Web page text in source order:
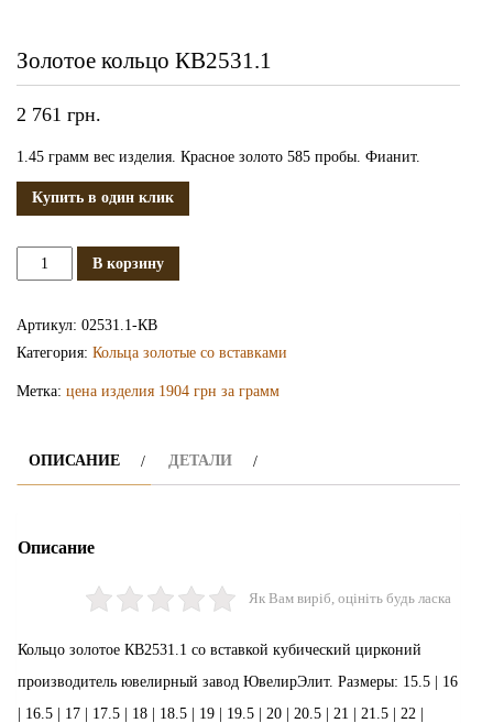
Золотое кольцо КВ2531.1
2 761 грн.
1.45 грамм вес изделия. Красное золото 585 пробы. Фианит.
Купить в один клик
КоличествоВ корзину
Артикул: 02531.1-КВ
Категория: Кольца золотые со вставками
Метка: цена изделия 1904 грн за грамм
ОПИСАНИЕ ДЕТАЛИ
Описание
Як Вам виріб, оцініть будь ласка
Кольцо золотое КВ2531.1 со вставкой кубический цирконий
производитель ювелирный завод ЮвелирЭлит. Размеры: 15.5 | 16
| 16.5 | 17 | 17.5 | 18 | 18.5 | 19 | 19.5 | 20 | 20.5 | 21 | 21.5 | 22 |